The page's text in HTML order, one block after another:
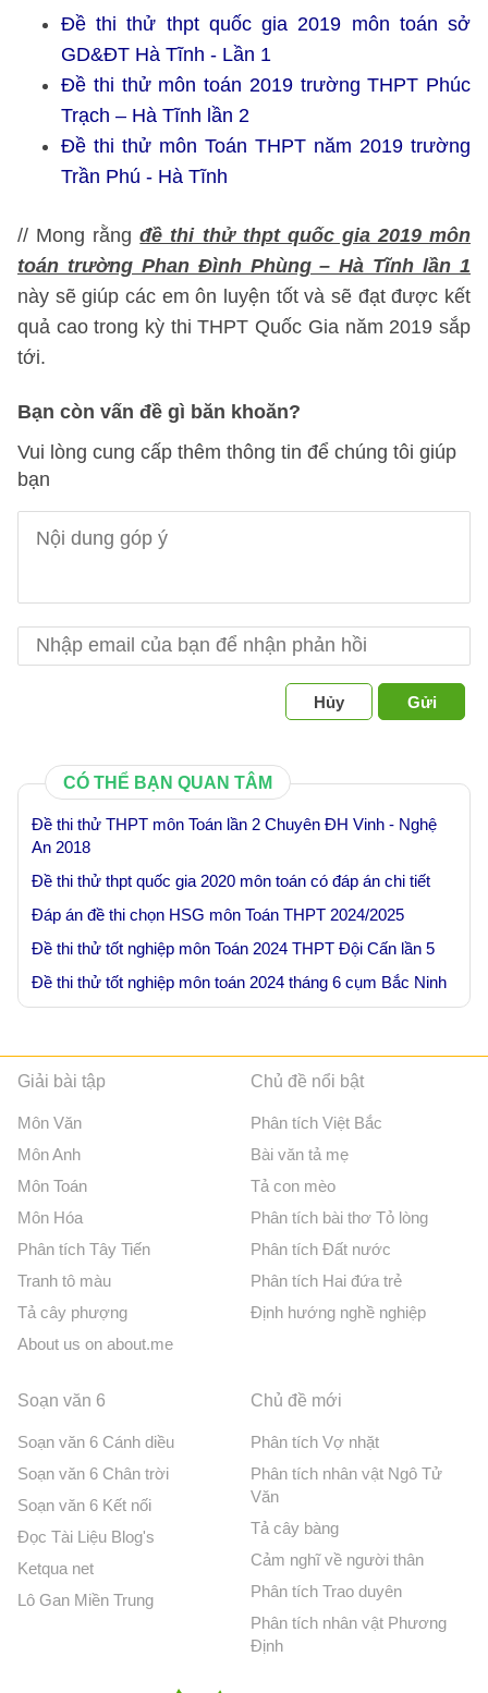
Đề thi thử thpt quốc gia 2019 môn toán sở
GD&ĐT Hà Tĩnh - Lần 1
Đề thi thử môn toán 2019 trường THPT Phúc
Trạch – Hà Tĩnh lần 2
Đề thi thử môn Toán THPT năm 2019 trường
Trần Phú - Hà Tĩnh
// Mong rằngđề thi thử thpt quốc gia 2019 môn
toán trường Phan Đình Phùng – Hà Tĩnh lần 1
này sẽ giúp các em ôn luyện tốt và sẽ đạt được kết
quả cao trong kỳ thi THPT Quốc Gia năm 2019 sắp
tới.
Bạn còn vấn đề gì băn khoăn?
Vui lòng cung cấp thêm thông tin để chúng tôi giúp
bạn
Hủy Gửi
CÓ THỂ BẠN QUAN TÂM
Đề thi thử THPT môn Toán lần 2 Chuyên ĐH Vinh - Nghệ
An 2018
Đề thi thử thpt quốc gia 2020 môn toán có đáp án chi tiết
Đáp án đề thi chọn HSG môn Toán THPT 2024/2025
Đề thi thử tốt nghiệp môn Toán 2024 THPT Đội Cấn lần 5
Đề thi thử tốt nghiệp môn toán 2024 tháng 6 cụm Bắc Ninh
Giải bài tập
Môn Văn
Môn Anh
Môn Toán
Môn Hóa
Phân tích Tây Tiến
Tranh tô màu
Tả cây phượng
About us on about.me
Chủ đề nổi bật
Phân tích Việt Bắc
Bài văn tả mẹ
Tả con mèo
Phân tích bài thơ Tỏ lòng
Phân tích Đất nước
Phân tích Hai đứa trẻ
Định hướng nghề nghiệp
Soạn văn 6
Soạn văn 6 Cánh diều
Soạn văn 6 Chân trời
Soạn văn 6 Kết nối
Đọc Tài Liệu Blog's
Ketqua net
Lô Gan Miền Trung
Chủ đề mới
Phân tích Vợ nhặt
Phân tích nhân vật Ngô Tử
Văn
Tả cây bàng
Cảm nghĩ về người thân
Phân tích Trao duyên
Phân tích nhân vật Phương
Định